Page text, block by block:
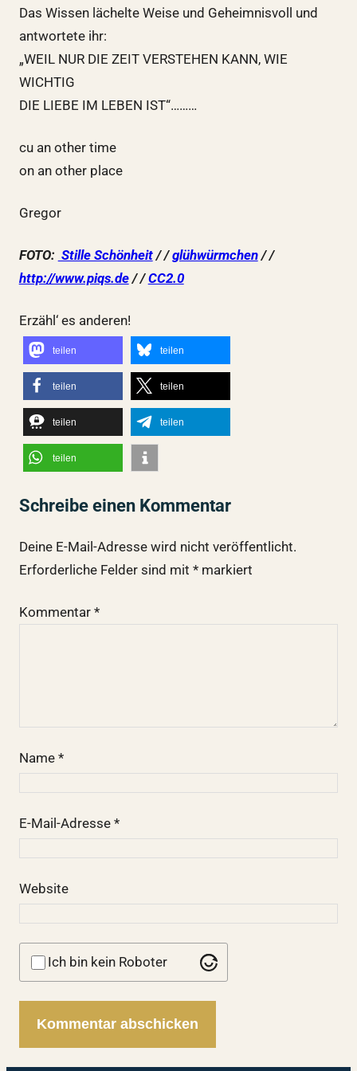
Das Wissen lächelte Weise und Geheimnisvoll und
antwortete ihr:
„WEIL NUR DIE ZEIT VERSTEHEN KANN, WIE
WICHTIG
DIE LIEBE IM LEBEN IST“………
cu an other time
on an other place
Gregor
FOTO: Stille Schönheit/ /glühwürmchen/ /
http://www.piqs.de/ /CC2.0
Erzähl‘ es anderen!
teilen teilen
teilen teilen
teilen teilen
teilen
Schreibe einen Kommentar
Deine E-Mail-Adresse wird nicht veröffentlicht.
Erforderliche Felder sind mit *markiert
Kommentar *
Name *
E-Mail-Adresse *
Website
Ich bin kein Roboter